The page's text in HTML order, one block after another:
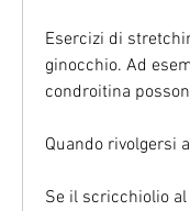
Esercizi di
ginocchio. Ad
condroitina
Quando rivolgersi
Se il scricchiolio